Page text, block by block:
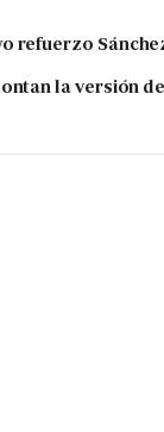
refuerzo
la versión